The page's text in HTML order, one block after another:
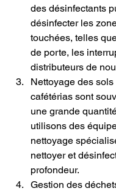
des désinfectants
désinfecter les
touchées, telles
de porte, les
distributeurs de
Nettoyage des
cafétérias sont
une grande
utilisons des
nettoyage
nettoyer et
profondeur.
Gestion des